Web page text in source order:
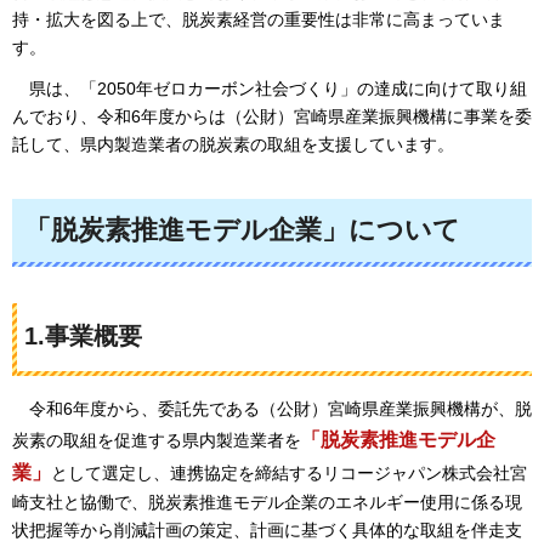
持・拡大を図る上で、脱炭素経営の重要性は非常に高まっていま
す。
県は、「2050年ゼロカーボン社会づくり」の達成に向けて取り組
んでおり、令和6年度からは（公財）宮崎県産業振興機構に事業を委
託して、県内製造業者の脱炭素の取組を支援しています。
「脱炭素推進モデル企業」について
1.事業概要
令和6年度から、 委託先である（公財）宮崎県産業振興機構が、脱
炭素の取組を促進する県内製造業者を 「脱炭素推進モデル企
業」
として選定し、連携協定を締結するリコージャパン株式会社宮
崎支社と協働で、脱炭素推進モデル企業のエネルギー使用に係る現
状把握等から削減計画の策定、計画に基づく具体的な取組を伴走支